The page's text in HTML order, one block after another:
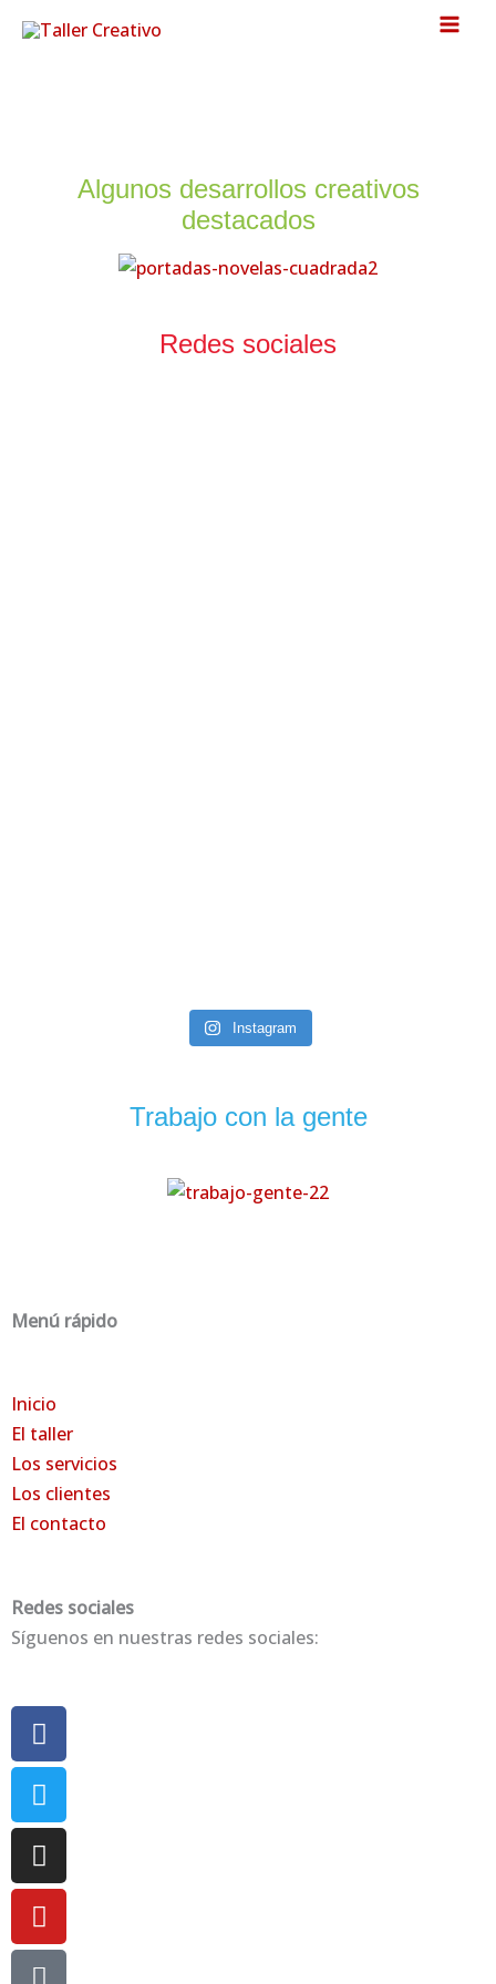
Algunos desarrollos creativos
destacados
Redes sociales
Instagram
Trabajo con la gente
Menú rápido
Inicio
El taller
Los servicios
Los clientes
El contacto
Redes sociales
Síguenos en nuestras redes sociales:
Facebook
Twitter
Instagram
Youtube
Book-
open